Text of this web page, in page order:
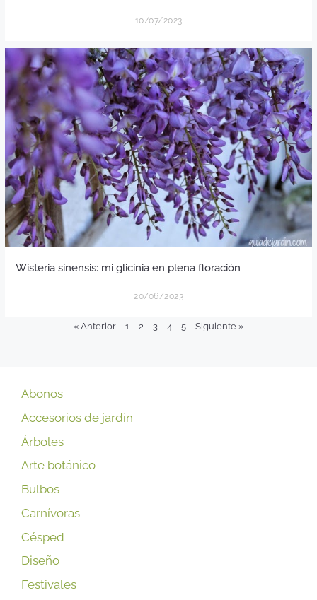
10/07/2023
Wisteria sinensis: mi glicinia en plena floración
20/06/2023
« Anterior 1 2 3 4 5 Siguiente »
Abonos
Accesorios de jardín
Árboles
Arte botánico
Bulbos
Carnívoras
Césped
Diseño
Festivales